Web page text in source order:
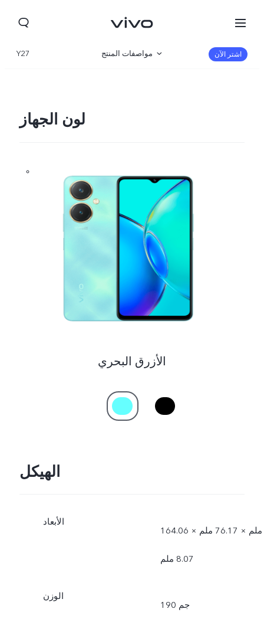
UAE(AR) | حدد البلد/المنطقة
Y27 مواصفات المنتج اشتر الآن
لون الجهاز
الأزرق البحري
الهيكل
الأبعاد
164.06 ملم × 76.17 ملم ×
8.07 ملم
الوزن
190 جم